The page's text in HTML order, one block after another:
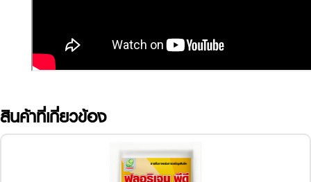
สินค้าที่เกี่ยวข้อง